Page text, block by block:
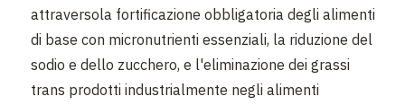
attraversola fortificazione obbligatoria degli alimenti
di base con micronutrienti essenziali, la riduzione del
sodio e dello zucchero, e l'eliminazione dei grassi
trans prodotti industrialmente negli alimenti